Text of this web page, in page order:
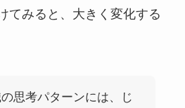
てみると、大きく変化する
思考パターンには、じ